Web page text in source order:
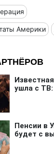
Америки